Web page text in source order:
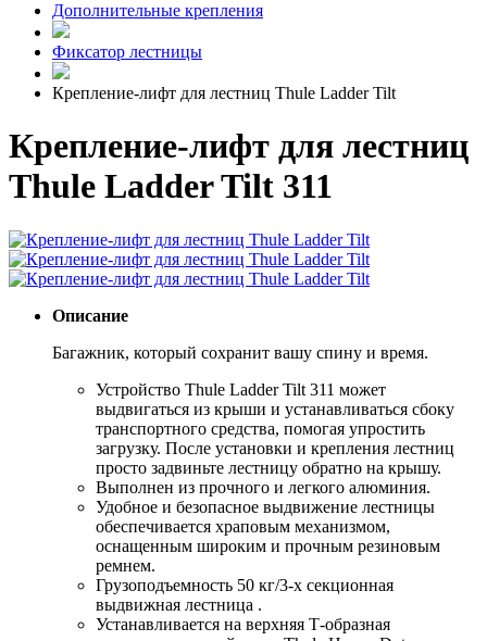
Дополнительные крепления
Фиксатор лестницы
Крепление-лифт для лестниц Thule Ladder Tilt
Крепление-лифт для лестниц
Thule Ladder Tilt 311
Описание
Багажник, который сохранит вашу спину и время.
Устройство Thule Ladder Tilt 311 может
выдвигаться из крыши и устанавливаться сбоку
транспортного средства, помогая упростить
загрузку. После установки и крепления лестниц
просто задвиньте лестницу обратно на крышу.
Выполнен из прочного и легкого алюминия.
Удобное и безопасное выдвижение лестницы
обеспечивается храповым механизмом,
оснащенным широким и прочным резиновым
ремнем.
Грузоподъемность 50 кг/3-х секционная
выдвижная лестница .
Устанавливается на верхняя Т-образная